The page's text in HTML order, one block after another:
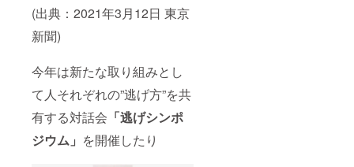
(出典：2021年3月12日 東京
新聞)
今年は新たな取り組みとし
て人それぞれの”逃げ方”を共
有する対話会 「逃げシンポ
ジウム」 を開催したり